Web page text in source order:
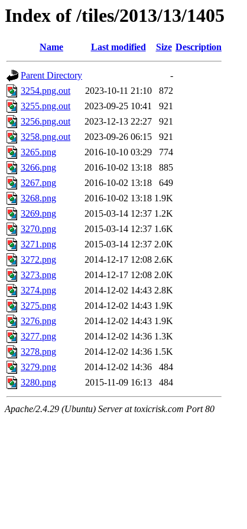
Index of /tiles/2013/13/1405
Name Last modified Size Description
Parent Directory
-
3254.png.out
2023-10-11 21:10
872
3255.png.out
2023-09-25 10:41
921
3256.png.out
2023-12-13 22:27
921
3258.png.out
2023-09-26 06:15
921
3265.png
2016-10-10 03:29
774
3266.png
2016-10-02 13:18
885
3267.png
2016-10-02 13:18
649
3268.png
2016-10-02 13:18 1.9K
3269.png
2015-03-14 12:37 1.2K
3270.png
2015-03-14 12:37 1.6K
3271.png
2015-03-14 12:37 2.0K
3272.png
2014-12-17 12:08 2.6K
3273.png
2014-12-17 12:08 2.0K
3274.png
2014-12-02 14:43 2.8K
3275.png
2014-12-02 14:43 1.9K
3276.png
2014-12-02 14:43 1.9K
3277.png
2014-12-02 14:36 1.3K
3278.png
2014-12-02 14:36 1.5K
3279.png
2014-12-02 14:36
484
3280.png
2015-11-09 16:13 484
Apache/2.4.29 (Ubuntu) Server at toxicrisk.com Port 80